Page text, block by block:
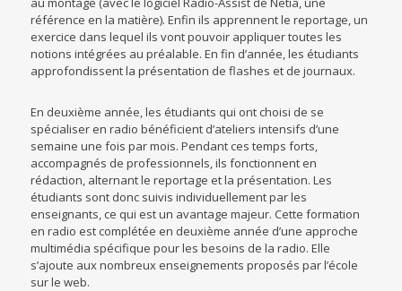
référence en la matière). Enfin ils apprennent le reportage, un
exercice dans lequel ils vont pouvoir appliquer toutes les
notions intégrées au préalable. En fin d’année, les étudiants
approfondissent la présentation de flashes et de journaux.
En deuxième année, les étudiants qui ont choisi de se
spécialiser en radio bénéficient d’ateliers intensifs d’une
semaine une fois par mois. Pendant ces temps forts,
accompagnés de professionnels, ils fonctionnent en
rédaction, alternant le reportage et la présentation. Les
étudiants sont donc suivis individuellement par les
enseignants, ce qui est un avantage majeur. Cette formation
en radio est complétée en deuxième année d’une approche
multimédia spécifique pour les besoins de la radio. Elle
s’ajoute aux nombreux enseignements proposés par l’école
sur le web.